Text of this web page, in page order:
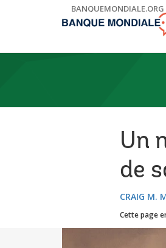
BANQUEMONDIALE.ORG
Un
de
CRAIG M.
Cette page